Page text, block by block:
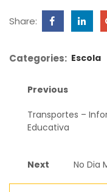
Share:
Categories: Escola
Previous
Transportes –
Educativa
Next No Dia